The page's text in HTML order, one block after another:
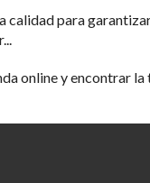
calidad para
online y encontrar